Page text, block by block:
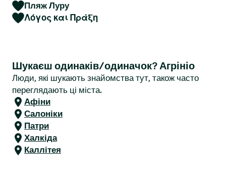
Пляж Луру
Λόγος και Πράξη
Шукаєш одинаків/одиначок? Агрініо
Люди, які шукають знайомства тут, також часто
переглядають ці міста.
Афіни
Салоніки
Патри
Халкіда
Каллітея